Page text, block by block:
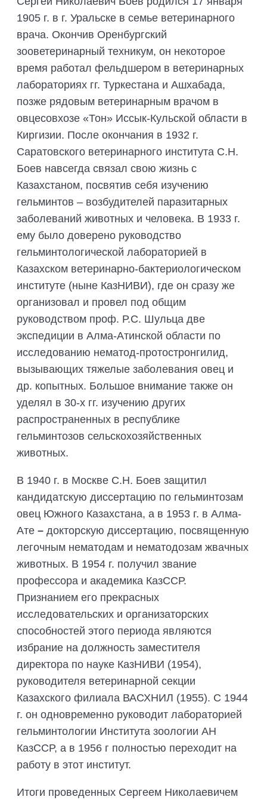
ОБОСНОВАНИЙ
ОРГАНИЗАЦИЯ ТРЕНИНГОВ И
СЕМИНАРОВ, ПОЛЕВЫХ ЭКСКУРСИЙ
ОРГАНИЗАЦИЯ ПОЛЕВЫХ ПРАКТИК,
СТАЖИРОВОК
СОВМЕСТНО С НАУЧНЫМ
ОБЩЕСТВОМ ТЕТИС
СЕЛЕВИНИЯ
SAIGA NEWS
1905 г. в г. Уральске в семье ветеринарного
врача. Окончив Оренбургский
зооветеринарный техникум, он некоторое
время работал фельдшером в ветеринарных
лабораториях гг. Туркестана и Ашхабада,
позже рядовым ветеринарным врачом в
овцесовхозе «Тон» Иссык-Кульской области в
Киргизии. После окончания в 1932 г.
Саратовского ветеринарного института С.Н.
Боев навсегда связал свою жизнь с
Казахстаном, посвятив себя изучению
гельминтов – возбудителей паразитарных
заболеваний животных и человека. В 1933 г.
ему было доверено руководство
гельминтологической лабораторией в
Казахском ветеринарно-бактериологическом
институте (ныне КазНИВИ), где он сразу же
организовал и провел под общим
руководством проф. Р.С. Шульца две
экспедиции в Алма-Атинской области по
исследованию нематод-протостронгилид,
вызывающих тяжелые заболевания овец и
др. копытных. Большое внимание также он
уделял в 30-х гг. изучению других
распространенных в республике
гельминтозов сельскохозяйственных
животных.
В 1940 г. в Москве С.Н. Боев защитил
кандидатскую диссертацию по гельминтозам
овец Южного Казахстана, а в 1953 г. в Алма-
Ате – докторскую диссертацию, посвященную
легочным нематодам и нематодозам жвачных
животных. В 1954 г. получил звание
профессора и академика КазССР.
Признанием его прекрасных
исследовательских и организаторских
способностей этого периода являются
избрание на должность заместителя
директора по науке КазНИВИ (1954),
руководителя ветеринарной секции
Казахского филиала ВАСХНИЛ (1955). С 1944
г. он одновременно руководит лабораторией
гельминтологии Института зоологии АН
КазССР, а в 1956 г полностью переходит на
работу в этот институт.
Итоги проведенных Сергеем Николаевичем